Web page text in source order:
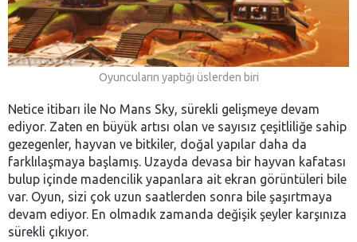
Oyuncuların yaptığı üslerden biri
Netice itibarı ile No Mans Sky, sürekli gelişmeye devam
ediyor. Zaten en büyük artısı olan ve sayısız çeşitliliğe sahip
gezegenler, hayvan ve bitkiler, doğal yapılar daha da
farklılaşmaya başlamış. Uzayda devasa bir hayvan kafatası
bulup içinde madencilik yapanlara ait ekran görüntüleri bile
var. Oyun, sizi çok uzun saatlerden sonra bile şaşırtmaya
devam ediyor. En olmadık zamanda değişik şeyler karşınıza
sürekli çıkıyor.